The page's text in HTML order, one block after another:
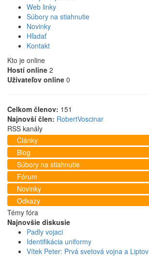
Web linky
Súbory na stiahnutie
Novinky
Hľadať
Kontakt
Kto je online
Hostí online 2
Užívateľov online 0
Celkom členov: 151
Najnovší člen: RobertVoscinar
RSS kanály
Články
Blog
Súbory na stiahnutie
Fórum
Novinky
Odkazy
Témy fóra
Najnovšie diskusie
Padly vojaci
Identifikácia uniformy
Vítek Peter: Prvá svetová vojna a Liptov